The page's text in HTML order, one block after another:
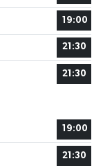
19:00
21:30
21:30
19:00
21:30